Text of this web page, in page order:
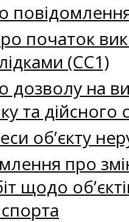
початок
(СС1)
дозволу на
та
об’єкту
про
щодо